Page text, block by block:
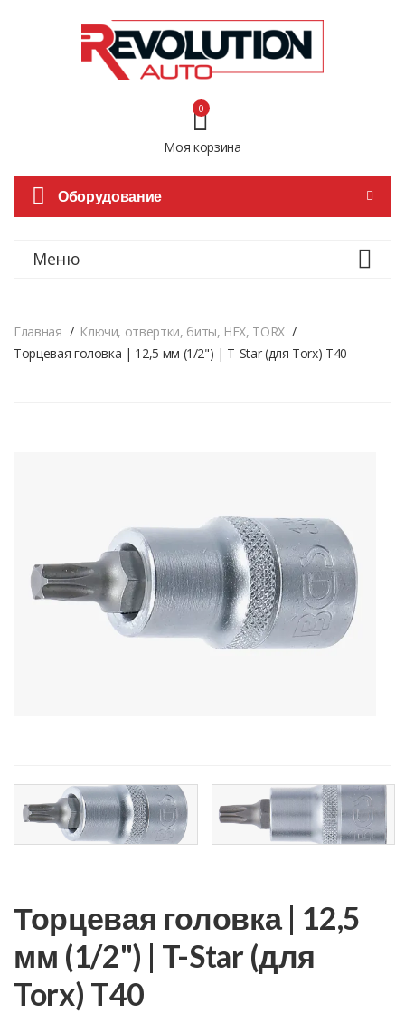
Моя корзина
0
Оборудование
Меню
Главная
Ключи, отвертки, биты, HEX, TORX
Торцевая головка | 12,5 мм (1/2") | T-Star (для Torx) T40
Торцевая головка | 12,5
мм (1/2") | T-Star (для
Torx) T40